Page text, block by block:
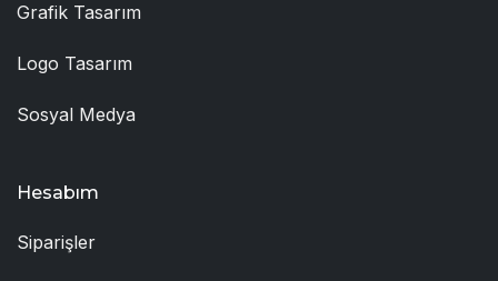
Grafik Tasarım
Logo Tasarım
Sosyal Medya
Hesabım
Siparişler